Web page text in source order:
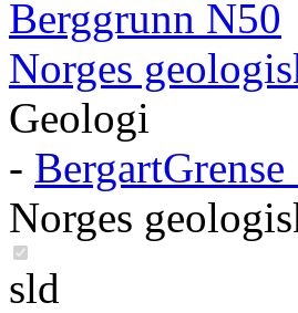
Berggrunn N50
Norges
Geologi
-
Norges
sld